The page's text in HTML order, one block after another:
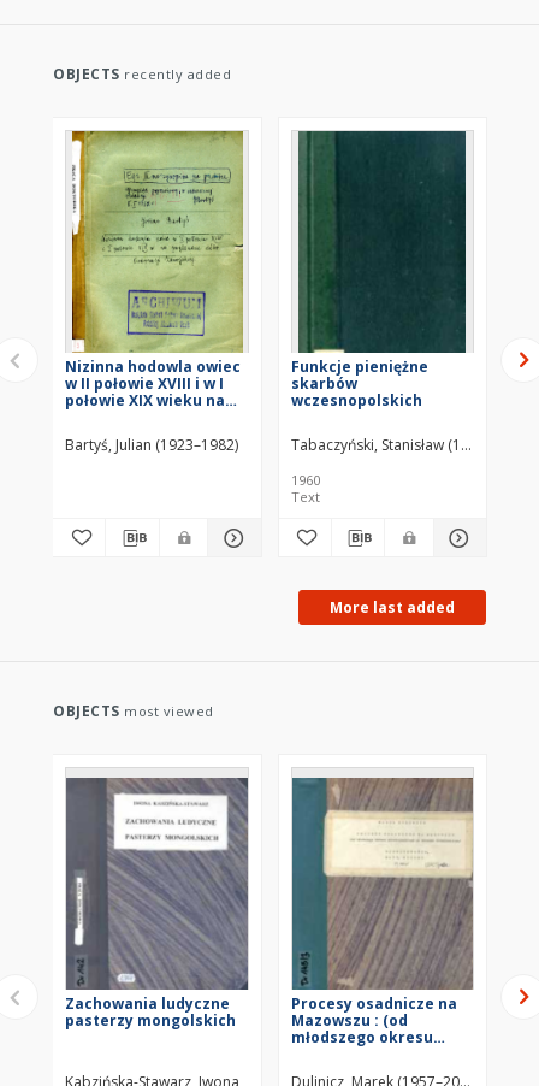
OBJECTS recently added
Nizinna hodowla owiec
w II połowie XVIII i w I
połowie XIX wieku na
Ordynacji Zamojskiej
Bartyś, Julian (1923–1982)
Funkcje pieniężne
skarbów
wczesnopolskich
Tabaczyński, Stanisław (1930–2020)
1960
Text
More last added
OBJECTS most viewed
Zachowania ludyczne
pasterzy mongolskich
Kabzińska-Stawarz, Iwona
Procesy osadnicze na
Mazowszu : (od
młodszego okresu
wczesne
Dulinicz, Marek (1957–2010)